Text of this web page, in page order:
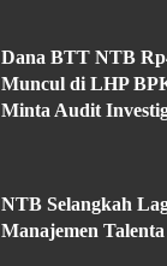
Dana BTT NTB
Muncul di LHP
Minta Audit
NTB Selangkah
Manajemen